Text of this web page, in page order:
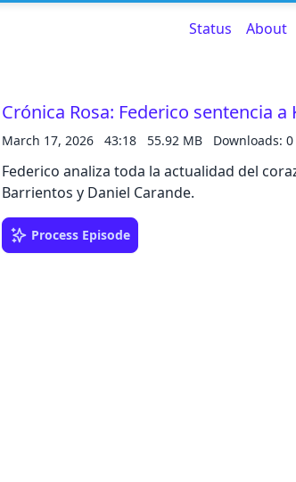
here
Cancel Save
Status About
Crónica Rosa: Federico sentencia a
March 17, 2026 43:18 55.92 MB Downloads: 0
Federico analiza toda la actualidad del
Barrientos y Daniel Carande.
Process Episode